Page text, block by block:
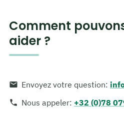
Comment
aider ?
Envoyez votre question:
Nous appeler: +32 (0)78